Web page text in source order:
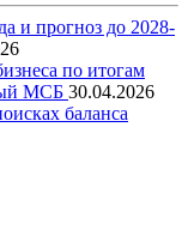
и прогноз до 2028-
по итогам
МСБ 30.04.2026
баланса